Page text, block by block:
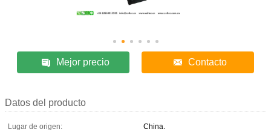
Mejor precio Contacto
Datos del producto
Lugar de origen:
China.